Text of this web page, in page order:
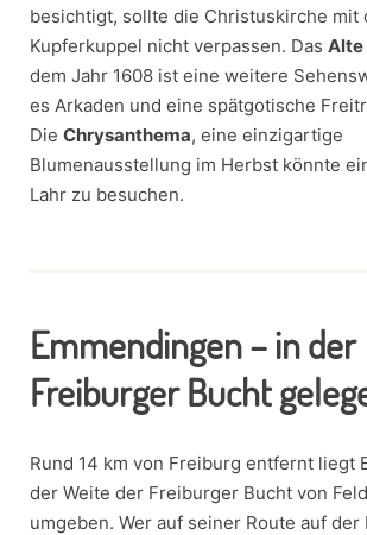
besichtigt, sollte die Christuskirche mit
Kupferkuppel nicht verpassen. Das Alte
dem Jahr 1608 ist eine weitere
es Arkaden und eine spätgotische
Die Chrysanthema, eine einzigartige
Blumenausstellung im Herbst könnte
Lahr zu besuchen.
Emmendingen – in der
Freiburger Bucht
Rund 14 km von Freiburg entfernt liegt
der Weite der Freiburger Bucht von
umgeben. Wer auf seiner Route auf der